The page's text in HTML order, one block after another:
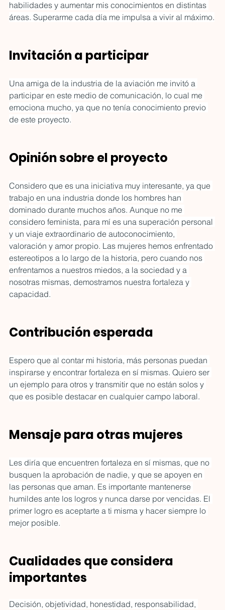
habilidades y aumentar mis conocimientos en distintas
áreas. Superarme cada día me impulsa a vivir al máximo.
Invitación a participar
Una amiga de la industria de la aviación me invitó a
participar en este medio de comunicación, lo cual me
emociona mucho, ya que no tenía conocimiento previo
de este proyecto.
Opinión sobre el proyecto
Considero que es una iniciativa muy interesante, ya que
trabajo en una industria donde los hombres han
dominado durante muchos años. Aunque no me
considero feminista, para mí es una superación personal
y un viaje extraordinario de autoconocimiento,
valoración y amor propio. Las mujeres hemos enfrentado
estereotipos a lo largo de la historia, pero cuando nos
enfrentamos a nuestros miedos, a la sociedad y a
nosotras mismas, demostramos nuestra fortaleza y
capacidad.
Contribución esperada
Espero que al contar mi historia, más personas puedan
inspirarse y encontrar fortaleza en sí mismas. Quiero ser
un ejemplo para otros y transmitir que no están solos y
que es posible destacar en cualquier campo laboral.
Mensaje para otras mujeres
Les diría que encuentren fortaleza en sí mismas, que no
busquen la aprobación de nadie, y que se apoyen en
las personas que aman. Es importante mantenerse
humildes ante los logros y nunca darse por vencidas. El
primer logro es aceptarte a ti misma y hacer siempre lo
mejor posible.
Cualidades que considera
importantes
Decisión, objetividad, honestidad, responsabilidad,